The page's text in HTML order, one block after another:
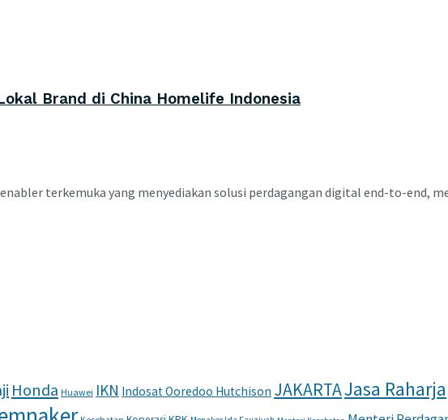
Brand di China Homelife Indonesia
terkemuka yang menyediakan solusi perdagangan digital end-to-end,
Honda Huawei IKN Indosat Ooredoo Hutchison JAKARTAJasa Raharja